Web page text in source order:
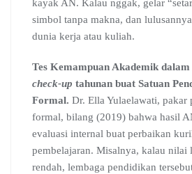
kayak AN. Kalau nggak, gelar
simbol tanpa makna, dan
dunia kerja atau kuliah.
Tes Kemampuan Akademik
check-up tahunan buat Satuan
Formal. Dr. Ella Yulaelawati, pakar
formal, bilang (2019) bahwa hasil
evaluasi internal buat perbaikan
pembelajaran. Misalnya, kalau nilai
rendah, lembaga pendidikan